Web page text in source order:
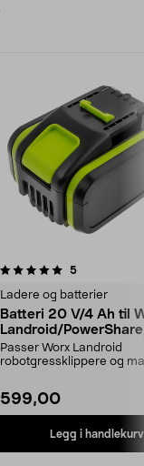
5anmeldelser
Ladere og batterier
Batteri 20 V/4 Ah til
Landroid/
ft PRO Edition
Passer Worx Landroid
robotgressklippere og
599,00
Legg i handlekurv